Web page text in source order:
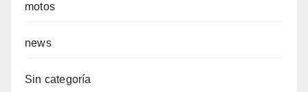
motos
news
Sin categoría